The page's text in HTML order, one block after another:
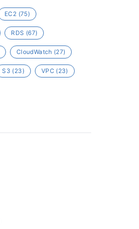
EC2 (75)
RDS (67)
CloudWatch (27)
S3 (23) VPC (23)